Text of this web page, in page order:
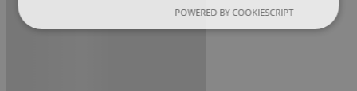
POWERED BY COOKIESCRIPT